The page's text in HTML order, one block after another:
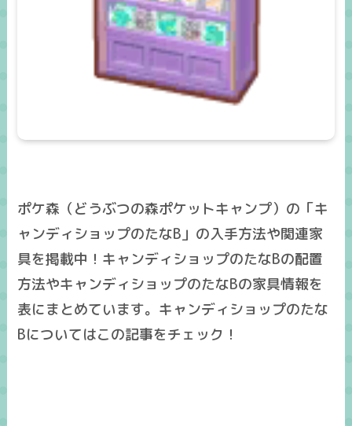
ポケ森（どうぶつの森ポケットキャンプ）の「キ
ャンディショップのたなB」の入手方法や関連家
具を掲載中！キャンディショップのたなBの配置
方法やキャンディショップのたなBの家具情報を
表にまとめています。キャンディショップのたな
Bについてはこの記事をチェック！